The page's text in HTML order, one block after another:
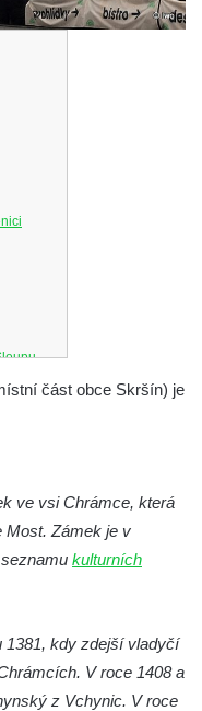
část obce Skršín) je
ve vsi Chrámce, která
Zámek je v
kulturních
kdy zdejší vladyčí
V roce 1408 a
z Vchynic. V roce